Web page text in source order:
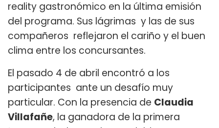
reality gastronómico en la última emisión
del programa. Sus lágrimas y las de sus
compañeros reflejaron el cariño y el buen
clima entre los concursantes.
El pasado 4 de abril encontró a los
participantes ante un desafío muy
particular. Con la presencia de Claudia
Villafañe, la ganadora de la primera